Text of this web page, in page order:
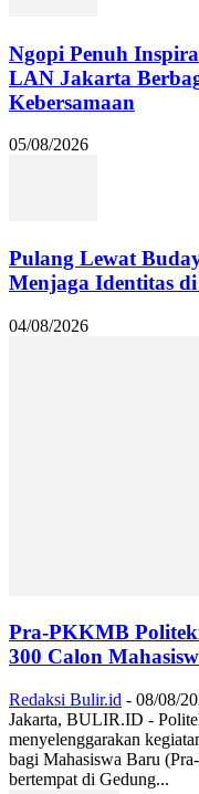
Ngopi Penuh
LAN Jakarta
Kebersamaan
05/08/2026
Pulang Lewat
Menjaga Identitas
04/08/2026
Pra-PKKMB
300 Calon
Redaksi Bulir.id - 08/08/
Jakarta, BULIR.ID -
menyelenggarakan
bagi Mahasiswa Baru
bertempat di Gedung...